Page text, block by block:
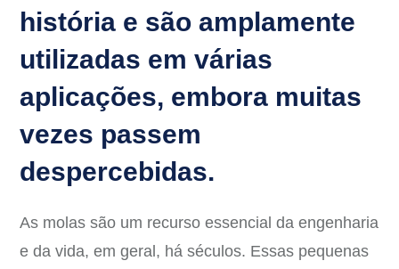
história e são amplamente
utilizadas em várias
aplicações, embora muitas
vezes passem
despercebidas.
As molas são um recurso essencial da engenharia
e da vida, em geral, há séculos. Essas pequenas